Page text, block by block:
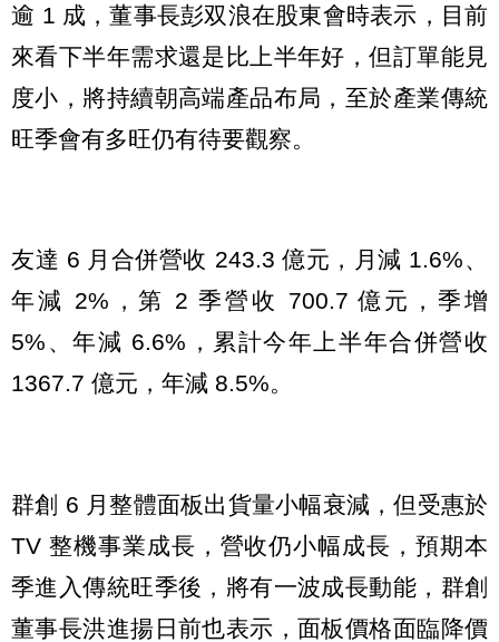
逾 1 成，董事長彭双浪在股東會時表示，目前
來看下半年需求還是比上半年好，但訂單能見
度小，將持續朝高端產品布局，至於產業傳統
旺季會有多旺仍有待要觀察。
友達 6 月合併營收 243.3 億元，月減 1.6%、
年減 2%，第 2 季營收 700.7 億元，季增
5%、年減 6.6%，累計今年上半年合併營收
1367.7 億元，年減 8.5%。
群創 6 月整體面板出貨量小幅衰減，但受惠於
TV 整機事業成長，營收仍小幅成長，預期本
季進入傳統旺季後，將有一波成長動能，群創
董事長洪進揚日前也表示，面板價格面臨降價